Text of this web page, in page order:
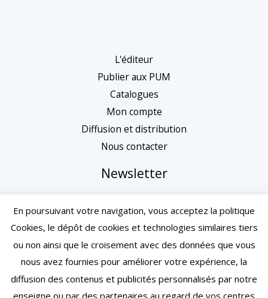
L'éditeur
Publier aux PUM
Catalogues
Mon compte
Diffusion et distribution
Nous contacter
Newsletter
En poursuivant votre navigation, vous acceptez la politique
Cookies, le dépôt de cookies et technologies similaires tiers
ou non ainsi que le croisement avec des données que vous
nous avez fournies pour améliorer votre expérience, la
diffusion des contenus et publicités personnalisés par notre